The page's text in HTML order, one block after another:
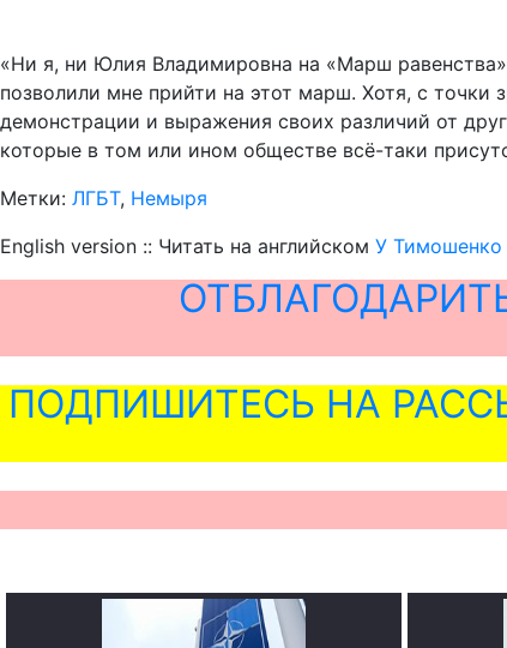
«Ни я, ни Юлия Владимировна на «Марш
позволили мне прийти на этот марш. Хотя, с точки
демонстрации и выражения своих различий от
которые в том или ином обществе всё-таки
Метки: ЛГБТ, Немыря
English version :: Читать на английском У Тимошенко
ПОДПИШИТЕСЬ НА